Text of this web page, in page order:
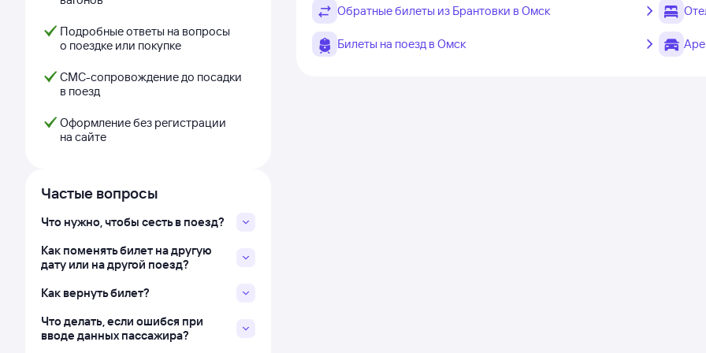
Подробные ответы на вопросы
о поездке или покупке
СМС-сопровождение до посадки
в поезд
Оформление без регистрации
на сайте
Частые вопросы
Что нужно, чтобы сесть в поезд?
Как поменять билет на другую
дату или на другой поезд?
Как вернуть билет?
Что делать, если ошибся при
вводе данных пассажира?
Обратные билеты из Брантовки в Омск
Билеты на поезд в Омск